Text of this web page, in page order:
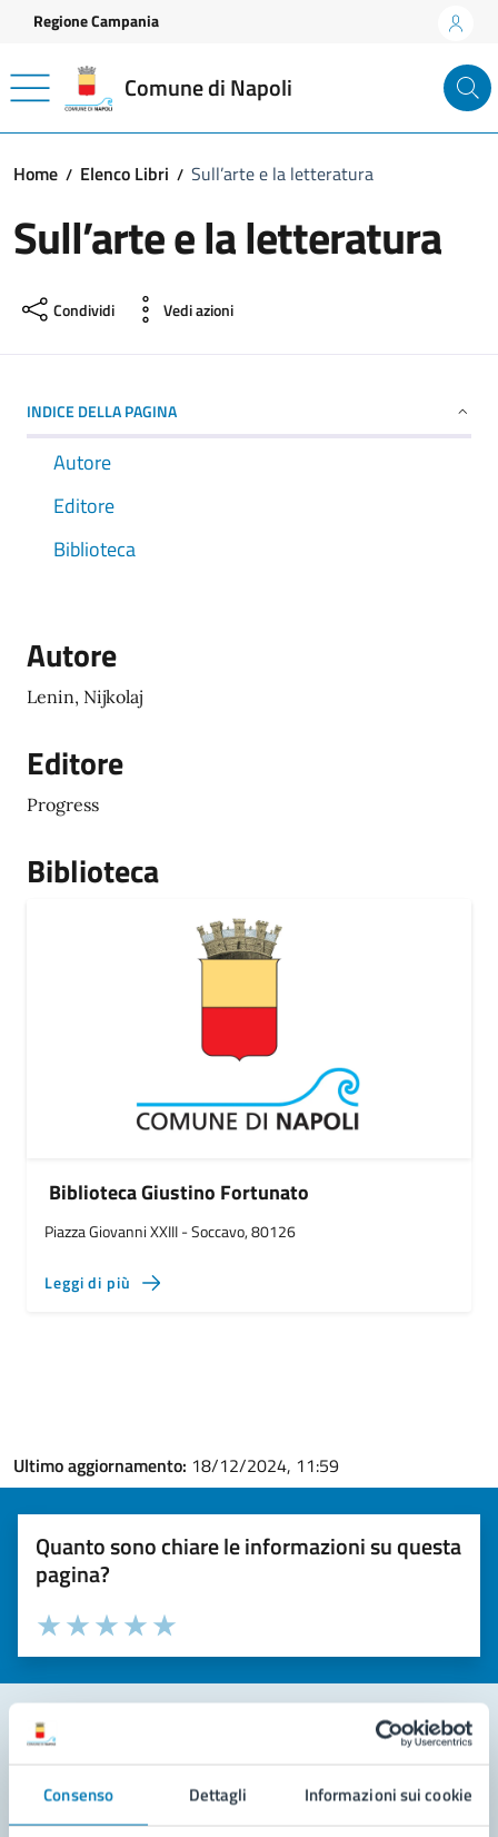
Consenso Dettagli Informazioni sui cookie
Vai ai contenuti
Vai al footer
Regione Campania
Comune di Napoli
Home Elenco Libri Sull’arte e la letteratura
Sull’arte e la letteratura
Condividi Vedi azioni
INDICE DELLA PAGINA
Autore
Editore
Biblioteca
Autore
Lenin, Nijkolaj
Editore
Progress
Biblioteca
Biblioteca Giustino Fortunato
Piazza Giovanni XXIII - Soccavo, 80126
Leggi di più
Ultimo aggiornamento: 18/12/2024, 11:59
Quanto sono chiare le informazioni su questa
pagina?
Valuta la chiarezza delle informazioni (da 1 a 5 stelle)
Seleziona il numero di stelle per valutare la chiarezza delle
Valuta 5 stelle su 5
Valuta 4 stelle su 5
Valuta 3 stelle su 5
Valuta 2 stelle su 5
Valuta 1 stelle su 5
Leggi le domande frequenti